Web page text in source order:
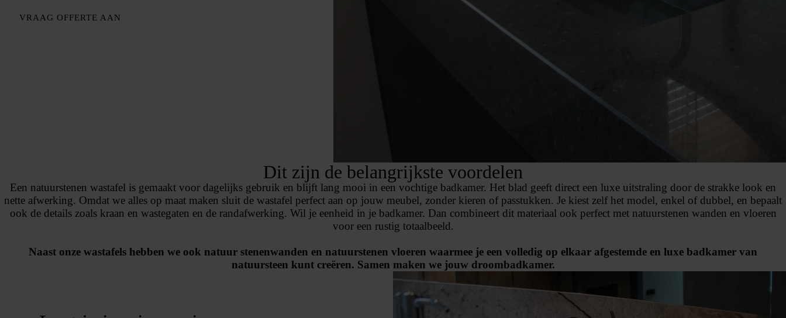
VRAAG OFFERTE AAN
Dit zijn de belangrijkste voordelen
Een natuurstenen wastafel is gemaakt voor dagelijks gebruik en blijft lang mooi in een vochtige badkamer. Het blad geeft direct een luxe uitstraling door de strakke look en
nette afwerking. Omdat we alles op maat maken sluit de wastafel perfect aan op jouw meubel, zonder kieren of passtukken. Je kiest zelf het model, enkel of dubbel, en bepaalt
ook de details zoals kraan en wastegaten en de randafwerking. Wil je eenheid in je badkamer. Dan combineert dit materiaal ook perfect met natuurstenen wanden en vloeren
voor een rustig totaalbeeld.
Naast onze wastafels hebben we ook natuur stenenwanden en natuurstenen vloeren waarmee je een volledig op elkaar afgestemde en luxe badkamer van
natuursteen kunt creëren. Samen maken we jouw droombadkamer.